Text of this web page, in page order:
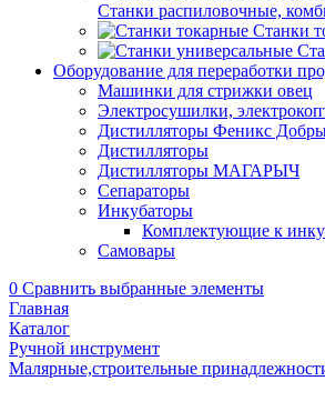
Станки распиловочные,
Станки
Оборудование для переработки
Машинки для стрижки овец
Электросушилки,
Дистилляторы Феникс
Дистилляторы
Дистилляторы МАГАРЫЧ
Сепараторы
Инкубаторы
Комплектующие к
Самовары
0 Сравнить выбранные элементы
Главная
Каталог
Ручной инструмент
Малярные,строительные